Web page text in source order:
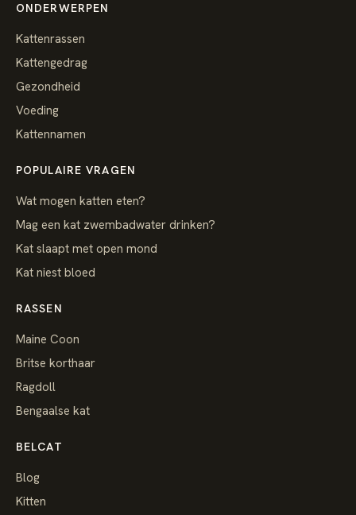
ONDERWERPEN
Kattenrassen
Kattengedrag
Gezondheid
Voeding
Kattennamen
POPULAIRE VRAGEN
Wat mogen katten eten?
Mag een kat zwembadwater drinken?
Kat slaapt met open mond
Kat niest bloed
RASSEN
Maine Coon
Britse korthaar
Ragdoll
Bengaalse kat
BELCAT
Blog
Kitten